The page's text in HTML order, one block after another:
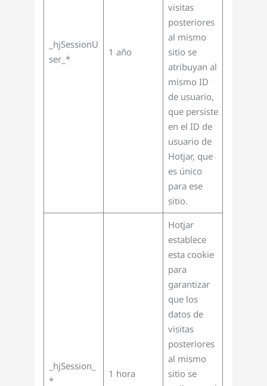
_hjSessionU
ser_*
1 año
visitas
posteriores
al mismo
sitio se
atribuyan al
mismo ID
de usuario,
que persiste
en el ID de
usuario de
Hotjar, que
es único
para ese
sitio.
_hjSession_
*
1 hora
Hotjar
establece
esta cookie
para
garantizar
que los
datos de
visitas
posteriores
al mismo
sitio se